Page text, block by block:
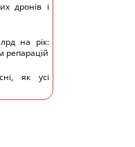
дронів і
на рік:
репарацій
як усі